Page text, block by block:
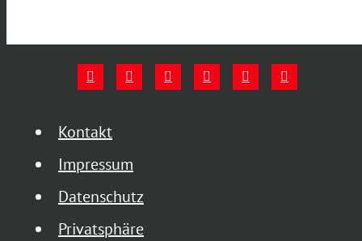
Kontakt
Impressum
Datenschutz
Privatsphäre